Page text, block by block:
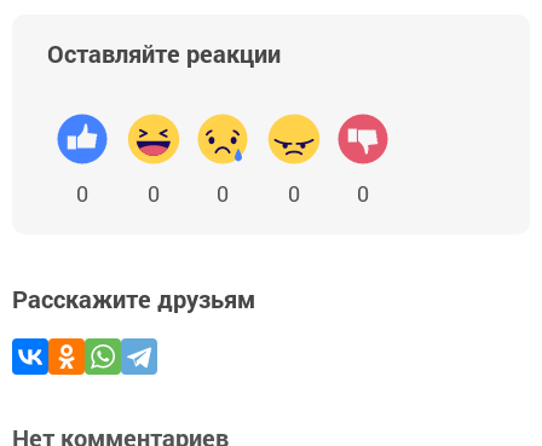
Оставляйте реакции
0 0 0 0 0
Расскажите друзьям
Нет комментариев